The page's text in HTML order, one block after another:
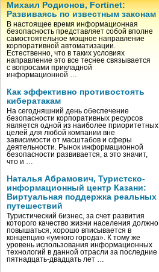
Михаил Родионов, Fortinet:
Развиваясь по известным законам
В настоящее время информационная
безопасность представляет собой вполне
самостоятельное мощное направление
корпоративной автоматизации.
Естественно, что в таких условиях
направление это все теснее связывается
с вопросами прикладной
информационной …
Как эффективно противостоять
кибератакам
На сегодняшний день обеспечение
безопасности корпоративных ресурсов
является одной из наиболее приоритетных
целей для любой компании вне
зависимости от масштабов и сферы
деятельности. Рынок информационной
безопасности развивается, а это значит,
что и …
Наталья Абрамович, Туристско-
информационный центр Казани:
Виртуальная поддержка реальных
путешествий
Туристический бизнес, за счет развития
которого качество жизни населения должно
повышаться, хорошо вписывается в
концепцию «умного города». К тому же
уровень использования информационных
технологий в данной отрасли за последние
пятнадцать-двадцать лет …